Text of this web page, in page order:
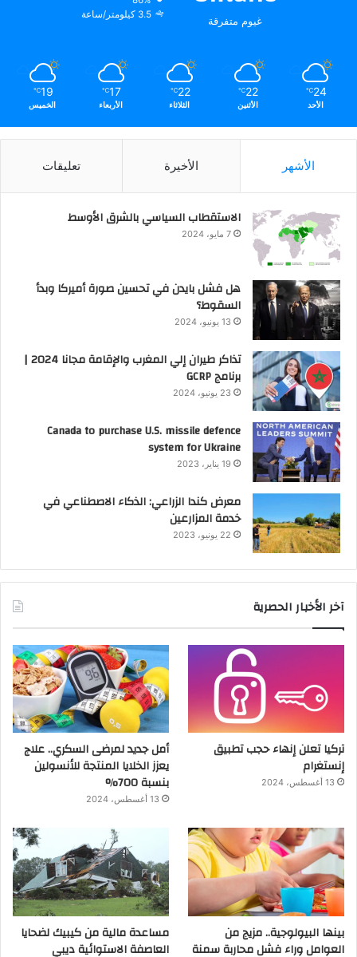
غيوم متفرقة
3.5 كيلومتر/ساعة
24
℃
الأحد
22
℃
الأثنين
22
℃
الثلاثاء
17
℃
الأربعاء
19
℃
الخميس
الأشهر الأخيرة تعليقات
الاستقطاب السياسي بالشرق الأوسط
7 مايو، 2024
هل فشل بايدن في تحسين صورة أميركا وبدأ
السقوط؟
13 يونيو، 2024
تذاكر طيران إلي المغرب والإقامة مجانا 2024 |
برنامج GCRP
23 يونيو، 2024
Canada to purchase U.S. missile defence
system for Ukraine
19 يناير، 2023
معرض كندا الزراعي: الذكاء الاصطناعي في
خدمة المزارعين
22 يونيو، 2023
آخر الأخبار الحصرية
تركيا تعلن إنهاء حجب تطبيق
إنستغرام
13 أغسطس، 2024
أمل جديد لمرضى السكري.. علاج
يعزز الخلايا المنتجة للأنسولين
بنسبة 700%
13 أغسطس، 2024
بينها البيولوجية.. مزيج من
العوامل وراء فشل محاربة سمنة
مساعدة مالية من كيبيك لضحايا
العاصفة الاستوائية ديبي